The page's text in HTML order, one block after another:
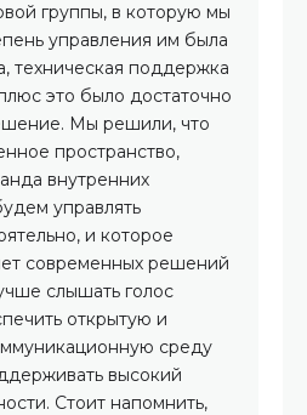
группы, в которую мы
управления им была
техническая поддержка
это было достаточно
Мы решили, что
пространство,
внутренних
управлять
и которое
современных решений
слышать голос
открытую и
среду
высокий
Стоит напомнить,